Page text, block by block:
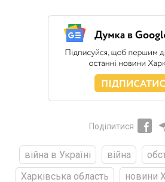
Поділитися
війна в Україні війна
Харківська область
новини